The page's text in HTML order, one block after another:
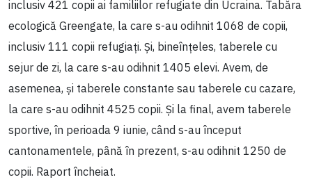
inclusiv 421 copii ai familiilor refugiate din Ucraina. Tabăra
ecologică Greengate, la care s-au odihnit 1068 de copii,
inclusiv 111 copii refugiați. Și, bineînțeles, taberele cu
sejur de zi, la care s-au odihnit 1405 elevi. Avem, de
asemenea, și taberele constante sau taberele cu cazare,
la care s-au odihnit 4525 copii. Și la final, avem taberele
sportive, în perioada 9 iunie, când s-au început
cantonamentele, până în prezent, s-au odihnit 1250 de
copii. Raport încheiat.